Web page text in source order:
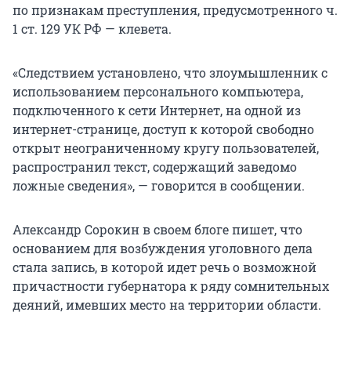
по признакам преступления, предусмотренного ч.
1 ст. 129 УК РФ — клевета.
«Следствием установлено, что злоумышленник с
использованием персонального компьютера,
подключенного к сети Интернет, на одной из
интернет-странице, доступ к которой свободно
открыт неограниченному кругу пользователей,
распространил текст, содержащий заведомо
ложные сведения», — говорится в сообщении.
Александр Сорокин в своем блоге пишет, что
основанием для возбуждения уголовного дела
стала запись, в которой идет речь о возможной
причастности губернатора к ряду сомнительных
деяний, имевших место на территории области.